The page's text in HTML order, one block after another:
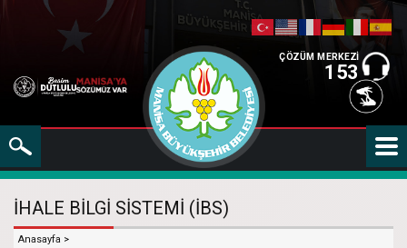
ÇÖZÜM MERKEZİ
153
İHALE BİLGİ SİSTEMİ (İBS)
Anasayfa >